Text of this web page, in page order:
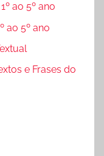
ao 5º ano
ao 5º ano
e Frases do